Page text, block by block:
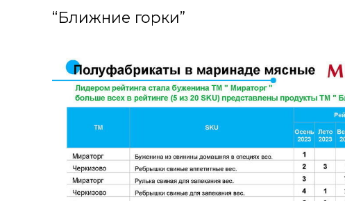
“Ближние горки”